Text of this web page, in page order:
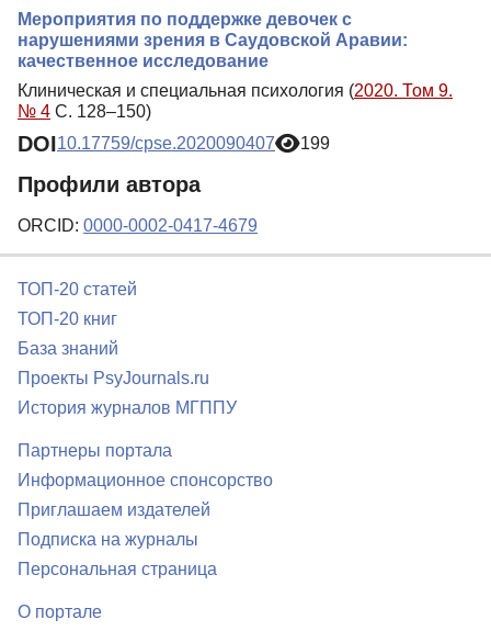
Мероприятия по поддержке девочек с
нарушениями зрения в Саудовской Аравии:
качественное исследование
Клиническая и специальная психология (2020. Том 9.
№ 4 С. 128–150)
DOI10.17759/cpse.2020090407 199
Профили автора
ORCID: 0000-0002-0417-4679
ТОП-20 статей
ТОП-20 книг
База знаний
Проекты PsyJournals.ru
История журналов МГППУ
Партнеры портала
Информационное спонсорство
Приглашаем издателей
Подписка на журналы
Персональная страница
О портале